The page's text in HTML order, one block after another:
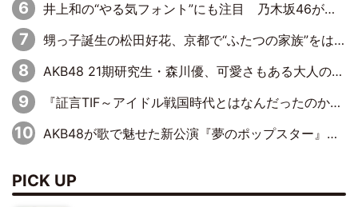
井上和の“やる気フォント”にも注目 乃木坂46が挑んだ書道パフォーマンスの舞台裏
甥っ子誕生の松田好花、京都で“ふたつの家族”をはしご！ “母”黒谷友香に見送られ、“父”松岡昌宏とはハシゴ酒
AKB48 21期研究生・森川優、可愛さもある大人の女性に
『証言TIF～アイドル戦国時代とはなんだったのか～』第10回：さくら学院・武藤彩未×飯田らうら「正直、中3で辞めるというのを信じてなくて。そう言われてはいたけど、嘘でしょって」
AKB48が歌で魅せた新公演『夢のポップスター』 初日から全身全霊のステージ
PICK UP